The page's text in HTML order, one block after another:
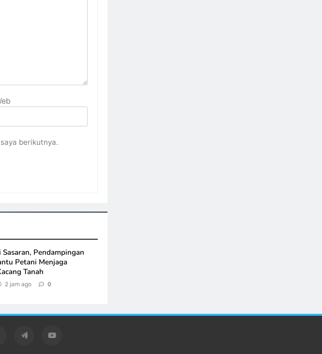
berikutnya.
Sasaran, Pendampingan
Petani Menjaga
Tanah
2 jam ago 0